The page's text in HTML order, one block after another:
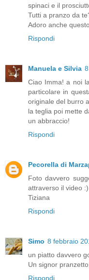
spinaci e il
Tutti a pranzo da
Adoro anche
Rispondi
Manuela e Silvia
Ciao Imma! a noi
particolare in
originale del burro
la teglia poi mette
un abbraccio!
Rispondi
Pecorella di
Foto davvero
attraverso il video :)
Tiziana
Rispondi
Simo 8 febbraio
un piatto davvero
Un signor
Rispondi